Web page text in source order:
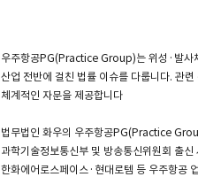
우주항공PG(Practice Group)는 위성·발사
산업 전반에 걸친 법률 이슈를 다룹니다. 관
체계적인 자문을 제공합니다
법무법인 화우의 우주항공PG(Practice
과학기술정보통신부 및 방송통신위원회 출
한화에어로스페이스·현대로템 등 우주항공